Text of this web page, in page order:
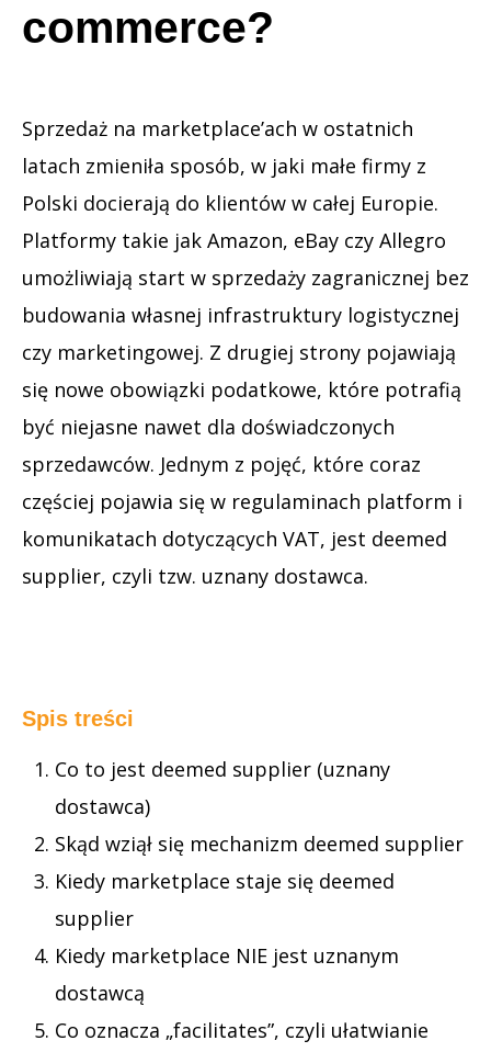
commerce?
Sprzedaż na marketplace’ach w ostatnich
latach zmieniła sposób, w jaki małe firmy z
Polski docierają do klientów w całej Europie.
Platformy takie jak Amazon, eBay czy Allegro
umożliwiają start w sprzedaży zagranicznej bez
budowania własnej infrastruktury logistycznej
czy marketingowej. Z drugiej strony pojawiają
się nowe obowiązki podatkowe, które potrafią
być niejasne nawet dla doświadczonych
sprzedawców. Jednym z pojęć, które coraz
częściej pojawia się w regulaminach platform i
komunikatach dotyczących VAT, jest deemed
supplier, czyli tzw. uznany dostawca.
Spis treści
Co to jest deemed supplier (uznany
dostawca)
Skąd wziął się mechanizm deemed supplier
Kiedy marketplace staje się deemed
supplier
Kiedy marketplace NIE jest uznanym
dostawcą
Co oznacza „facilitates”, czyli ułatwianie